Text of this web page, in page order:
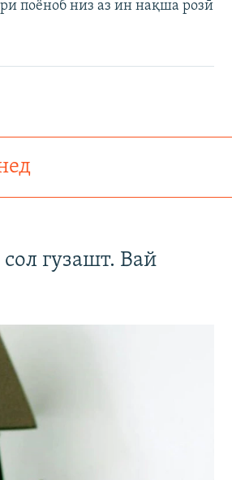
поёноб низ аз ин нақша розӣ
гузашт. Вай